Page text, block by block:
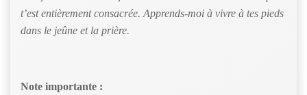
t’est entièrement consacrée. Apprends-moi à vivre à tes pieds
dans le jeûne et la prière.
Note importante :